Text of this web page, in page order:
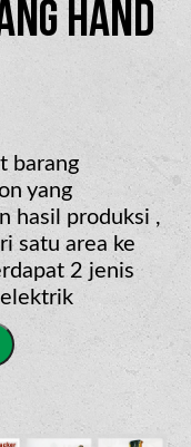
Hand
barang
yang
hasil produksi ,
satu area ke
2 jenis